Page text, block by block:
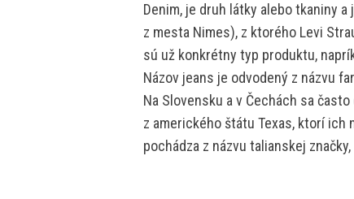
Denim, je druh látky alebo tkaniny
z mesta Nimes), z ktorého Levi
sú už konkrétny typ produktu,
Názov jeans je odvodený z názvu
Na Slovensku a v Čechách sa
z amerického štátu Texas, ktorí ich
pochádza z názvu talianskej